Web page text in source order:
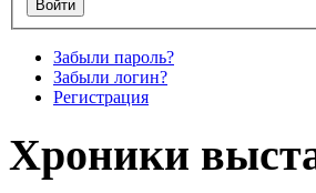
Забыли пароль?
Забыли логин?
Регистрация
Хроники